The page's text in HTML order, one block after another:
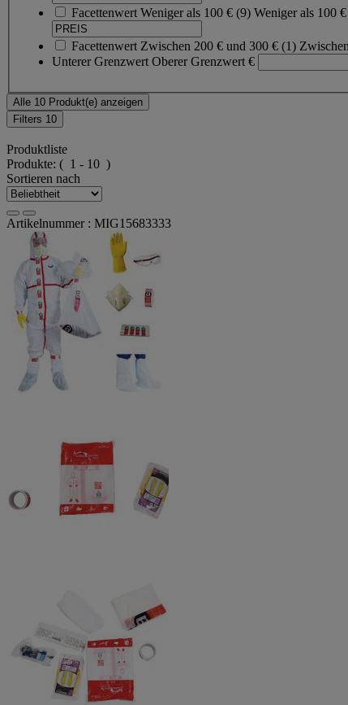
Facettenwert Weniger als 100 € (9) Weniger als 100 €
Facettenwert Zwischen 200 € und 300 € (1)
Unterer Grenzwert Oberer Grenzwert €
Alle 10 Produkt(e) anzeigen
Filters 10
Produktliste
Produkte: ( 1 - 10 )
Sortieren nach
Artikelnummer : MIG15683333